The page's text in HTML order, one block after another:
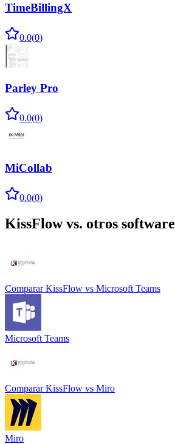
TimeBillingX
0.0(0)
Parley Pro
0.0(0)
MiCollab
0.0(0)
KissFlow vs. otros software
Comparar KissFlow vs Microsoft Teams
Microsoft Teams
Comparar KissFlow vs Miro
Miro